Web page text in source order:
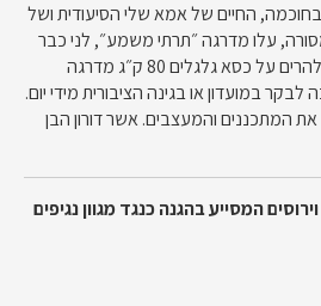
החיים של אמא שלי הסיעודית ושל
עלו מדרגה ״תרתי משמע״, לני כבר
לא מתעצבת ולא מתאמצת להרים על כסא גלגלים 80 ק״ג מדרגה
זוכה לבקר במועדון או בגינה הציבורית מידי יום.
המתכננים והמעצבים. אשר דורון הבן